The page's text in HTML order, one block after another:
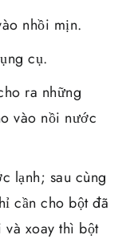
nhồi mịn.
cụ.
ra những
vào nồi nước
lạnh; sau cùng
cần cho bột đã
và xoay thì bột